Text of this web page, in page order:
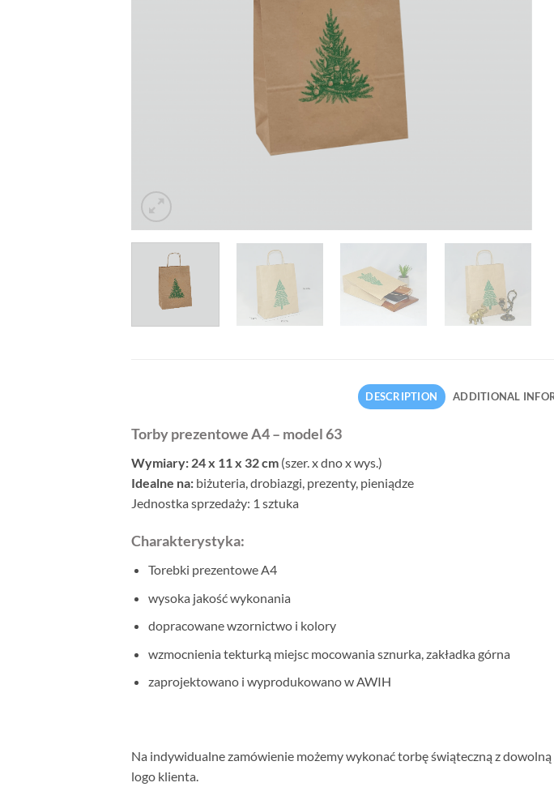
DESCRIPTION ADDITIONAL
Torby prezentowe A4 – model 63
Wymiary: 24 x 11 x 32 cm (szer. x dno x wys.)
Idealne na: biżuteria, drobiazgi, prezenty, pieniądze
Jednostka sprzedaży: 1 sztuka
Charakterystyka:
Torebki prezentowe A4
wysoka jakość wykonania
dopracowane wzornictwo i kolory
wzmocnienia tekturką miejsc mocowania sznurka, zakładka górna
zaprojektowano i wyprodukowano w AWIH
Na indywidualne zamówienie możemy wykonać torbę świąteczną z
logo klienta.